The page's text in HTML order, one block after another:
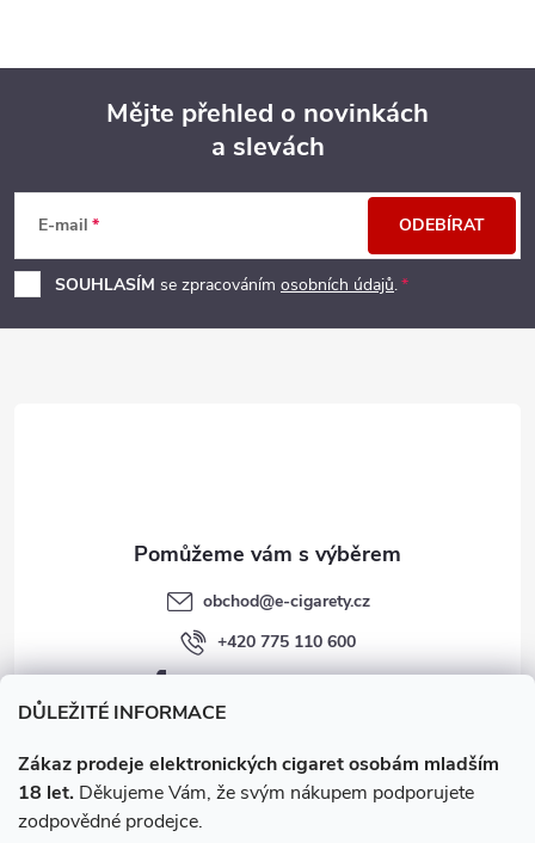
DŮLEŽITÉ INFORMACE
Zákaz prodeje elektronických cigaret osobám mladším
18 let. Děkujeme Vám, že svým nákupem podporujete
zodpovědné prodejce.
p
a
Mějte přehled o novinkách
a slevách
E-mail
SOUHLASÍM se zpracováním osobních údajů.
ODEBÍRAT
obchod@e-cigarety.cz
+420 775 110 600
facebook.com/e-cigarety.cz